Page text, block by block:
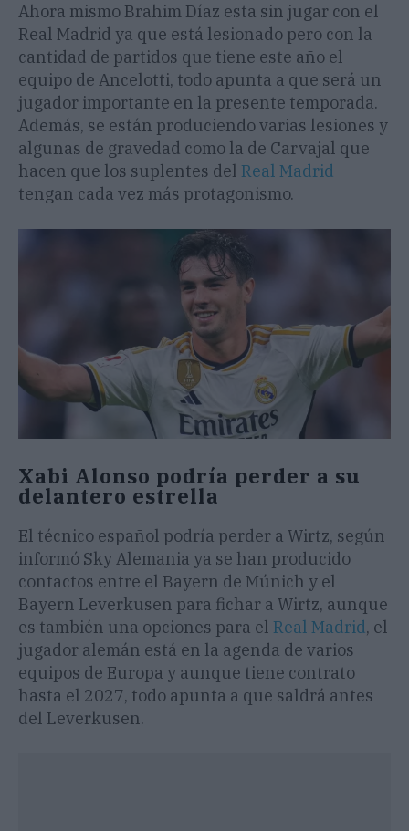
Ahora mismo Brahim Díaz esta sin jugar con el
Real Madrid ya que está lesionado pero con la
cantidad de partidos que tiene este año el
equipo de Ancelotti, todo apunta a que será un
jugador importante en la presente temporada.
Además, se están produciendo varias lesiones y
algunas de gravedad como la de Carvajal que
hacen que los suplentes del Real Madrid
tengan cada vez más protagonismo.
Xabi Alonso podría perder a su
delantero estrella
El técnico español podría perder a Wirtz, según
informó Sky Alemania ya se han producido
contactos entre el Bayern de Múnich y el
Bayern Leverkusen para fichar a Wirtz, aunque
es también una opciones para el Real Madrid, el
jugador alemán está en la agenda de varios
equipos de Europa y aunque tiene contrato
hasta el 2027, todo apunta a que saldrá antes
del Leverkusen.